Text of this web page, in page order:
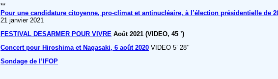
**
Pour une candidature citoyenne, pro-climat et antinucléaire, à l’élection présidentielle de
21 janvier 2021
FESTIVAL DESARMER POUR VIVRE Août 2021 (VIDEO, 45 ’)
Concert pour Hiroshima et Nagasaki, 6 août 2020 VIDEO 5’ 28’’
Sondage de l’IFOP